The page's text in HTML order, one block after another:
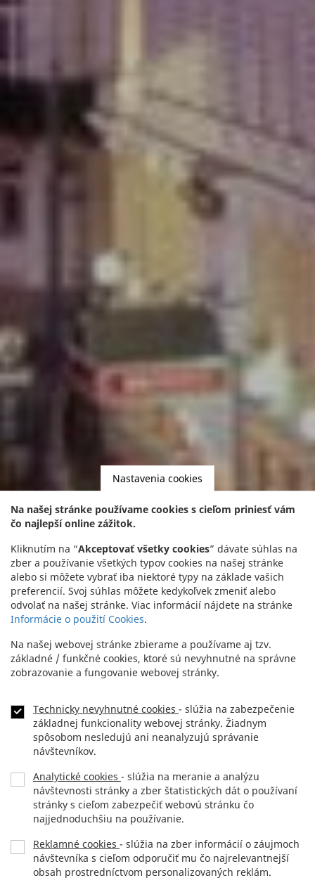
Nastavenia cookies
Na našej stránke používame cookies s cieľom priniesť vám
čo najlepší online zážitok.
Kliknutím na “Akceptovať všetky cookies” dávate súhlas na
zber a používanie všetkých typov cookies na našej stránke
alebo si môžete vybrať iba niektoré typy na základe vašich
preferencií. Svoj súhlas môžete kedykoľvek zmeniť alebo
odvolať na našej stránke. Viac informácií nájdete na stránke
Informácie o použití Cookies.
Na našej webovej stránke zbierame a používame aj tzv.
základné / funkčné cookies, ktoré sú nevyhnutné na správne
zobrazovanie a fungovanie webovej stránky.
Technicky nevyhnutné cookies - slúžia na zabezpečenie
základnej funkcionality webovej stránky. Žiadnym
spôsobom nesledujú ani neanalyzujú správanie
návštevníkov.
Analytické cookies - slúžia na meranie a analýzu
návštevnosti stránky a zber štatistických dát o používaní
stránky s cieľom zabezpečiť webovú stránku čo
najjednoduchšiu na používanie.
Reklamné cookies - slúžia na zber informácií o záujmoch
návštevníka s cieľom odporučiť mu čo najrelevantnejší
obsah prostredníctvom personalizovaných reklám.